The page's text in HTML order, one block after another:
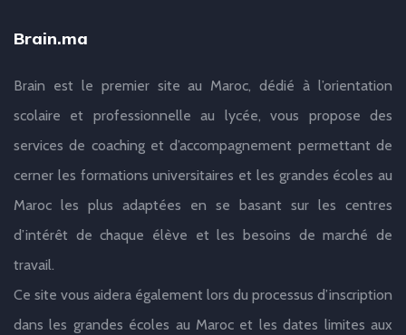
Brain.ma
Brain est le premier site au Maroc, dédié à l’orientation
scolaire et professionnelle au lycée, vous propose des
services de coaching et d’accompagnement permettant de
cerner les formations universitaires et les grandes écoles au
Maroc les plus adaptées en se basant sur les centres
d’intérêt de chaque élève et les besoins de marché de
travail.
Ce site vous aidera également lors du processus d’inscription
dans les grandes écoles au Maroc et les dates limites aux